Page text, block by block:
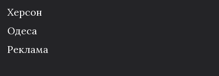
Херсон
Одеса
Реклама